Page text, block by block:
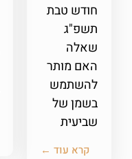
חודש טבת
תשפ"ג
שאלה
האם מותר
להשתמש
בשמן של
שביעית
קרא עוד ←